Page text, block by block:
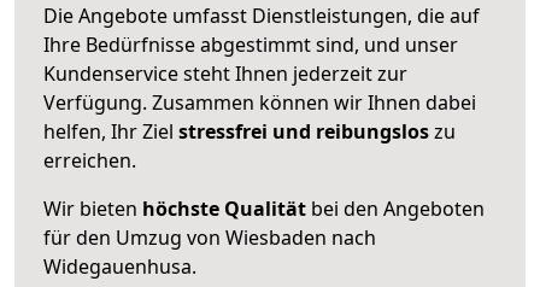
Die Angebote umfasst Dienstleistungen, die auf
Ihre Bedürfnisse abgestimmt sind, und unser
Kundenservice steht Ihnen jederzeit zur
Verfügung. Zusammen können wir Ihnen dabei
helfen, Ihr Ziel stressfrei und reibungsloszu
erreichen.
Wir bieten höchste Qualität bei den Angeboten
für den Umzug von Wiesbaden nach
Widegauenhusa.